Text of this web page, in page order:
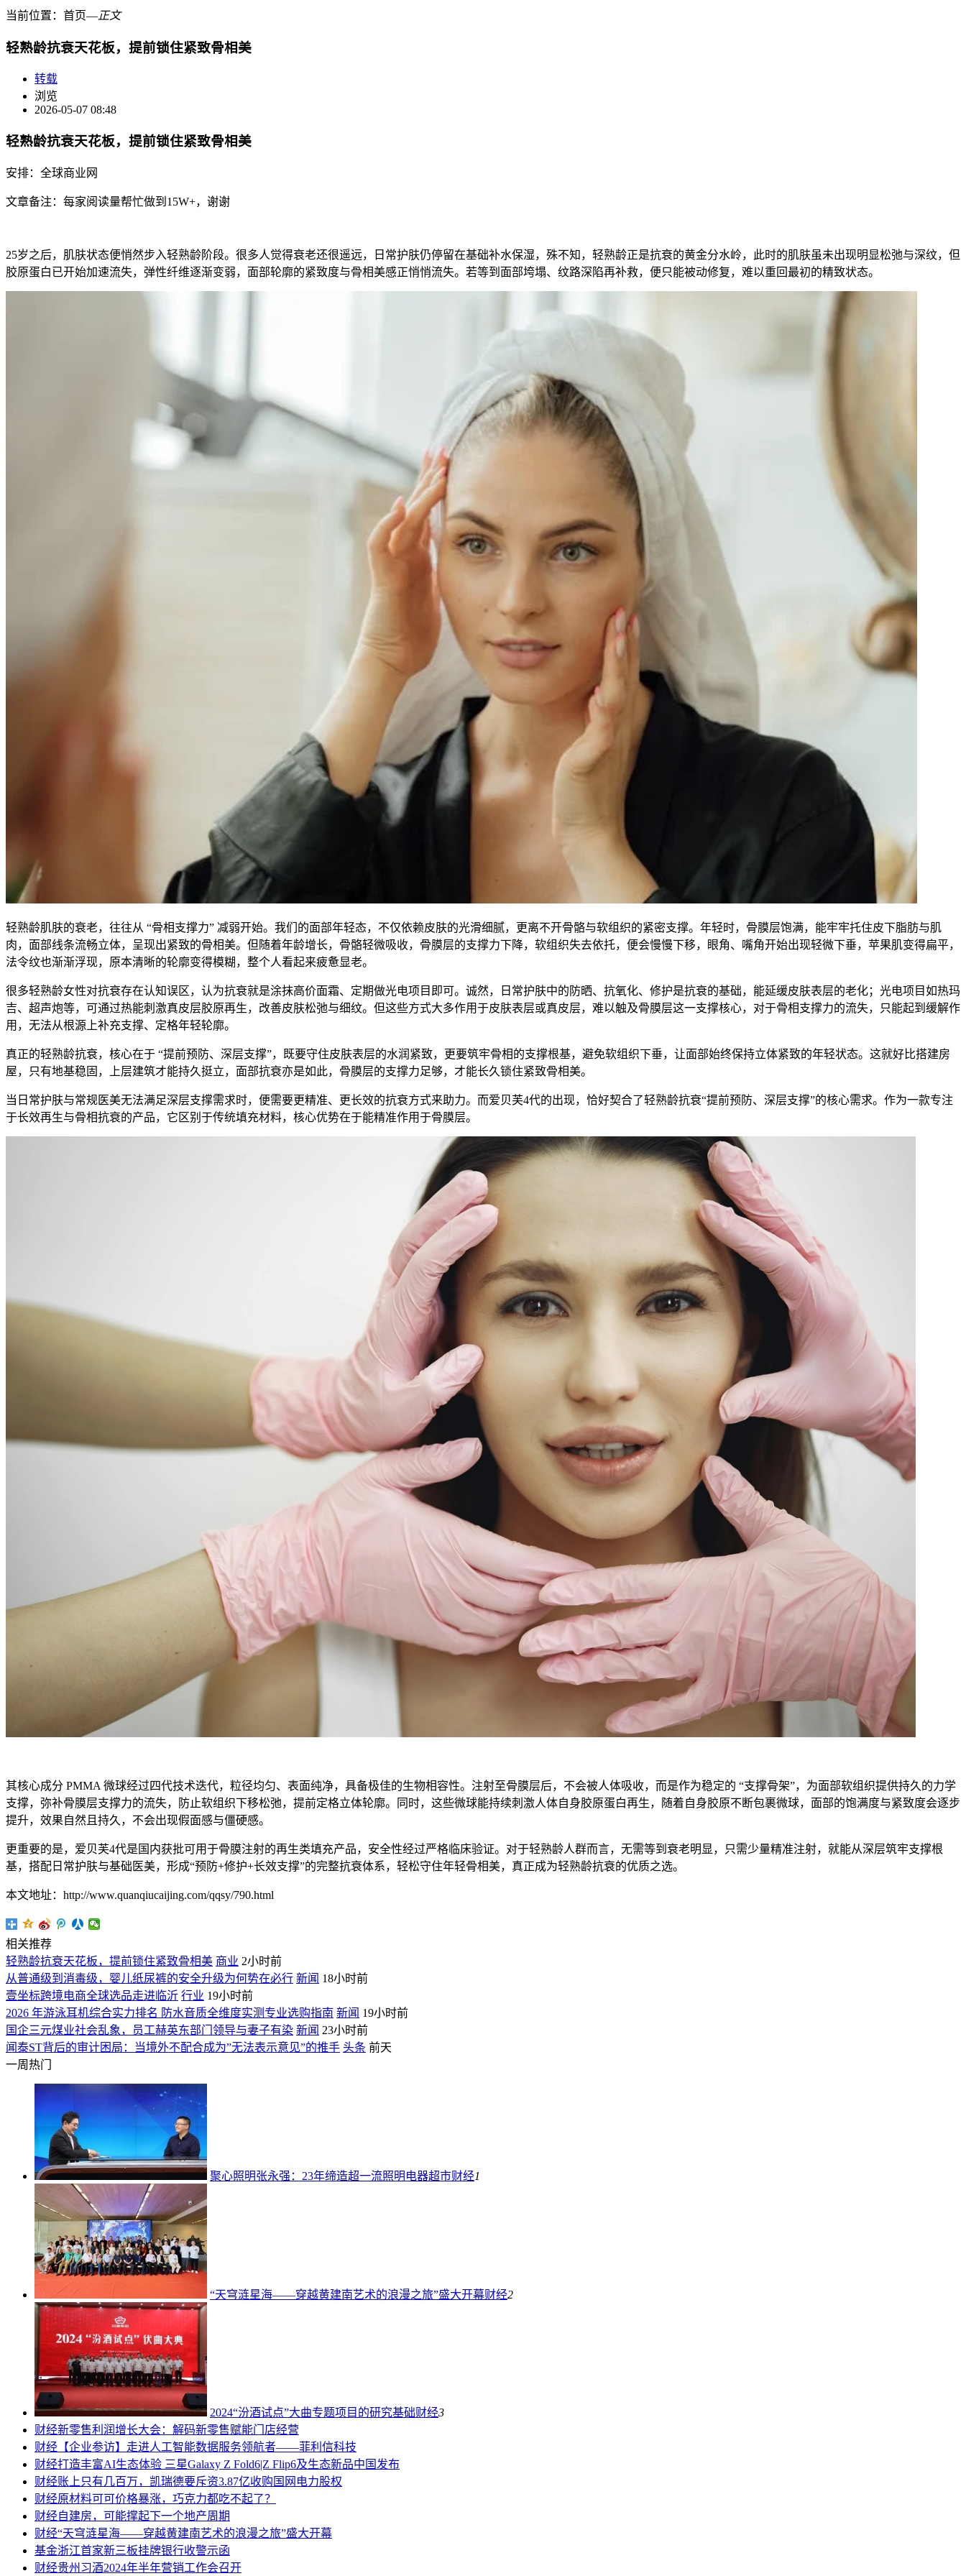
当前位置： 首页―正文
轻熟龄抗衰天花板，提前锁住紧致骨相美
转载
浏览
2026-05-07 08:48
轻熟龄抗衰天花板，提前锁住紧致骨相美
安排：全球商业网
文章备注：每家阅读量帮忙做到15W+，谢谢
25岁之后，肌肤状态便悄然步入轻熟龄阶段。很多人觉得衰老还很遥远，日常护肤仍停留在基础补水保湿，殊不知，轻熟龄正是抗衰的黄金分水岭，此时的肌肤虽未出现明显松弛与深纹，但
胶原蛋白已开始加速流失，弹性纤维逐渐变弱，面部轮廓的紧致度与骨相美感正悄悄流失。若等到面部垮塌、纹路深陷再补救，便只能被动修复，难以重回最初的精致状态。
轻熟龄肌肤的衰老，往往从 “骨相支撑力” 减弱开始。我们的面部年轻态，不仅依赖皮肤的光滑细腻，更离不开骨骼与软组织的紧密支撑。年轻时，骨膜层饱满，能牢牢托住皮下脂肪与肌
肉，面部线条流畅立体，呈现出紧致的骨相美。但随着年龄增长，骨骼轻微吸收，骨膜层的支撑力下降，软组织失去依托，便会慢慢下移，眼角、嘴角开始出现轻微下垂，苹果肌变得扁平，
法令纹也渐渐浮现，原本清晰的轮廓变得模糊，整个人看起来疲惫显老。
很多轻熟龄女性对抗衰存在认知误区，认为抗衰就是涂抹高价面霜、定期做光电项目即可。诚然，日常护肤中的防晒、抗氧化、修护是抗衰的基础，能延缓皮肤表层的老化；光电项目如热玛
吉、超声炮等，可通过热能刺激真皮层胶原再生，改善皮肤松弛与细纹。但这些方式大多作用于皮肤表层或真皮层，难以触及骨膜层这一支撑核心，对于骨相支撑力的流失，只能起到缓解作
用，无法从根源上补充支撑、定格年轻轮廓。
真正的轻熟龄抗衰，核心在于 “提前预防、深层支撑”，既要守住皮肤表层的水润紧致，更要筑牢骨相的支撑根基，避免软组织下垂，让面部始终保持立体紧致的年轻状态。这就好比搭建房
屋，只有地基稳固，上层建筑才能持久挺立，面部抗衰亦是如此，骨膜层的支撑力足够，才能长久锁住紧致骨相美。
当日常护肤与常规医美无法满足深层支撑需求时，便需要更精准、更长效的抗衰方式来助力。而爱贝芙4代的出现，恰好契合了轻熟龄抗衰“提前预防、深层支撑”的核心需求。作为一款专注
于长效再生与骨相抗衰的产品，它区别于传统填充材料，核心优势在于能精准作用于骨膜层。
其核心成分 PMMA 微球经过四代技术迭代，粒径均匀、表面纯净，具备极佳的生物相容性。注射至骨膜层后，不会被人体吸收，而是作为稳定的 “支撑骨架”，为面部软组织提供持久的力学
支撑，弥补骨膜层支撑力的流失，防止软组织下移松弛，提前定格立体轮廓。同时，这些微球能持续刺激人体自身胶原蛋白再生，随着自身胶原不断包裹微球，面部的饱满度与紧致度会逐步
提升，效果自然且持久，不会出现假面感与僵硬感。
更重要的是，爱贝芙4代是国内获批可用于骨膜注射的再生类填充产品，安全性经过严格临床验证。对于轻熟龄人群而言，无需等到衰老明显，只需少量精准注射，就能从深层筑牢支撑根
基，搭配日常护肤与基础医美，形成“预防+修护+长效支撑”的完整抗衰体系，轻松守住年轻骨相美，真正成为轻熟龄抗衰的优质之选。
本文地址：http://www.quanqiucaijing.com/qqsy/790.html
相关推荐
轻熟龄抗衰天花板，提前锁住紧致骨相美 商业 2小时前
从普通级到消毒级，婴儿纸尿裤的安全升级为何势在必行 新闻 18小时前
壹坐标跨境电商全球选品走进临沂 行业 19小时前
2026 年游泳耳机综合实力排名 防水音质全维度实测专业选购指南 新闻 19小时前
国企三元煤业社会乱象，员工赫英东部门领导与妻子有染 新闻 23小时前
闻泰ST背后的审计困局：当境外不配合成为”无法表示意见”的推手 头条 前天
一周热门
聚心照明张永强：23年缔造超一流照明电器超市财经1
“天穹涟星海——穿越黄建南艺术的浪漫之旅”盛大开幕财经2
2024“汾酒试点”大曲专题项目的研究基础财经3
财经新零售利润增长大会：解码新零售赋能门店经营
财经 【企业参访】走进人工智能数据服务领航者——菲利信科技
财经打造丰富AI生态体验 三星Galaxy Z Fold6|Z Flip6及生态新品中国发布
财经账上只有几百万，凯瑞德要斥资3.87亿收购国网电力股权
财经原材料可可价格暴涨，巧克力都吃不起了？
财经自建房，可能撑起下一个地产周期
财经“天穹涟星海——穿越黄建南艺术的浪漫之旅”盛大开幕
基金浙江首家新三板挂牌银行收警示函
财经贵州习酒2024年半年营销工作会召开